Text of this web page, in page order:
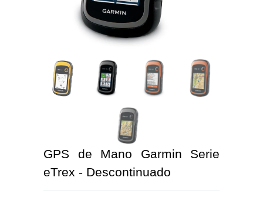
GPS de Mano Garmin Serie
eTrex - Descontinuado